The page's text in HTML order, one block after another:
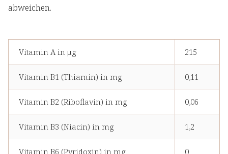
abweichen.
Vitamin A in μg 215
Vitamin B1 (Thiamin) in mg 0,11
Vitamin B2 (Riboflavin) in mg 0,06
Vitamin B3 (Niacin) in mg 1,2
Vitamin B6 (Pyridoxin) in mg 0